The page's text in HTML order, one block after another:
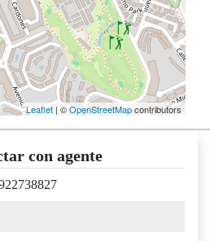
Leaflet | ©OpenStreetMapcontributors
con agente